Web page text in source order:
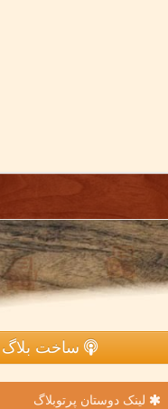
ساخت بلاگ
لینک دوستان پرتوبلاگ